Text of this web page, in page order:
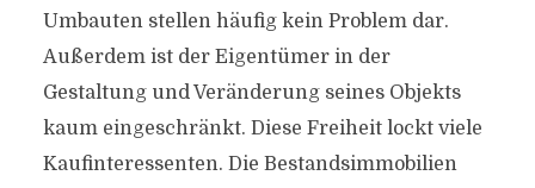
Umbauten stellen häufig kein Problem dar.
Außerdem ist der Eigentümer in der
Gestaltung und Veränderung seines Objekts
kaum eingeschränkt. Diese Freiheit lockt viele
Kaufinteressenten. Die Bestandsimmobilien